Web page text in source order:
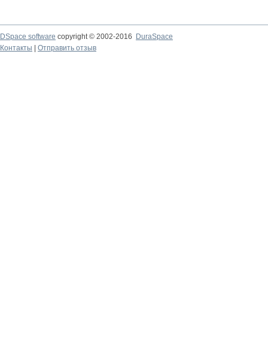
DSpace software copyright © 2002-2016
DuraSpace
Контакты
Отправить отзыв